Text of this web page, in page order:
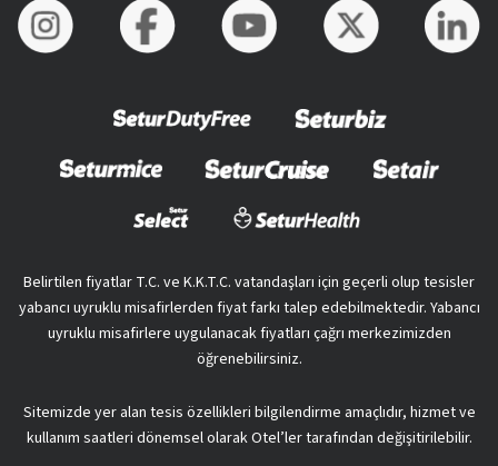
Belirtilen fiyatlar T.C. ve K.K.T.C. vatandaşları için geçerli olup tesisler
yabancı uyruklu misafirlerden fiyat farkı talep edebilmektedir. Yabancı
uyruklu misafirlere uygulanacak fiyatları çağrı merkezimizden
öğrenebilirsiniz.
Sitemizde yer alan tesis özellikleri bilgilendirme amaçlıdır, hizmet ve
kullanım saatleri dönemsel olarak Otel’ler tarafından değişitirilebilir.